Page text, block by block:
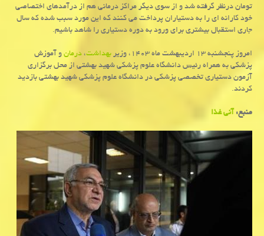
تومان درنظر گرفته شد و از سوی دیگر مراکز درمانی هم از درآمدهای اختصاصی
خود کارانه ای را به دستیاران پرداخت می کنند که این مورد سبب شده که سال
جاری استقبال بیشتری برای ورود به دوره دستیاری را شاهد باشیم.
امروز پنجشنبه ۱۳ اردیبهشت ماه ۱۴۰۳، وزیر بهداشت،درمانو آموزش
پزشکی به همراه رئیس دانشگاه علوم پزشکی شهید بهشتی از محل برگزاری
آزمون دستیاری تخصصی پزشکی در دانشگاه علوم پزشکی شهید بهشتی بازدید
کردند.
منبع:آنی غذا